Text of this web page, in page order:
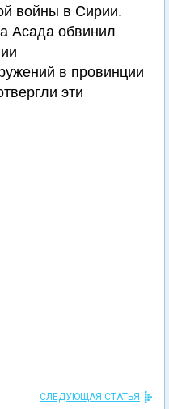
войны в Сирии.
Асада обвинил
в провинции
эти
СЛЕДУЮЩАЯ СТАТЬЯ